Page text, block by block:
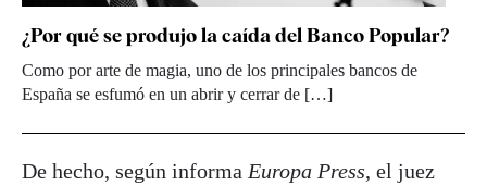
¿Por qué se produjo la caída del Banco Popular?
Como por arte de magia, uno de los principales bancos de
España se esfumó en un abrir y cerrar de […]
De hecho, según informa Europa Press, el juez